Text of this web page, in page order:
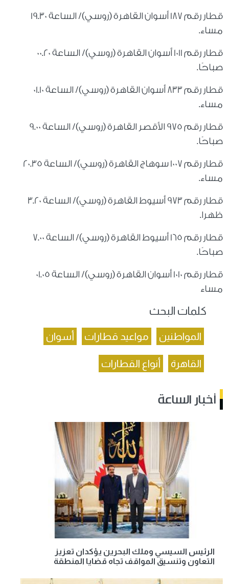
قطار رقم 187 أسوان القاهرة (روسي)/ الساعة 19.30
مساء.
قطار رقم 1011 أسوان القاهرة (روسي)/ الساعة 00.20
صباحًا.
قطار رقم 833 أسوان القاهرة (روسي)/ الساعة 01.10
مساء.
قطار رقم 975 الأقصر القاهرة (روسي)/ الساعة 9.00
صباحًا.
قطار رقم 1007 سوهاج القاهرة (روسي)/ الساعة 20.35
مساء.
قطار رقم 973 أسيوط القاهرة (روسي)/ الساعة 3.20
ظهرا.
قطار رقم 165 أسيوط القاهرة (روسي)/ الساعة 7.00
صباحًا.
قطار رقم 1010 أسوان القاهرة (روسي)/ الساعة 01.05
مساء
كلمات البحث
المواطنين مواعيد قطارات أسوان
القاهرة أنواع القطارات
أخبار الساعة
الرئيس السيسي وملك البحرين يؤكدان تعزيز
التعاون وتنسيق المواقف تجاه قضايا المنطقة